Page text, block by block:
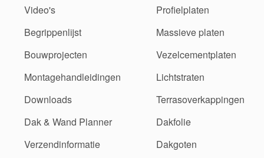
Video's
Begrippenlijst
Bouwprojecten
Montagehandleidingen
Downloads
Dak & Wand Planner
Verzendinformatie
Profielplaten
Massieve platen
Vezelcementplaten
Lichtstraten
Terrasoverkappingen
Dakfolie
Dakgoten